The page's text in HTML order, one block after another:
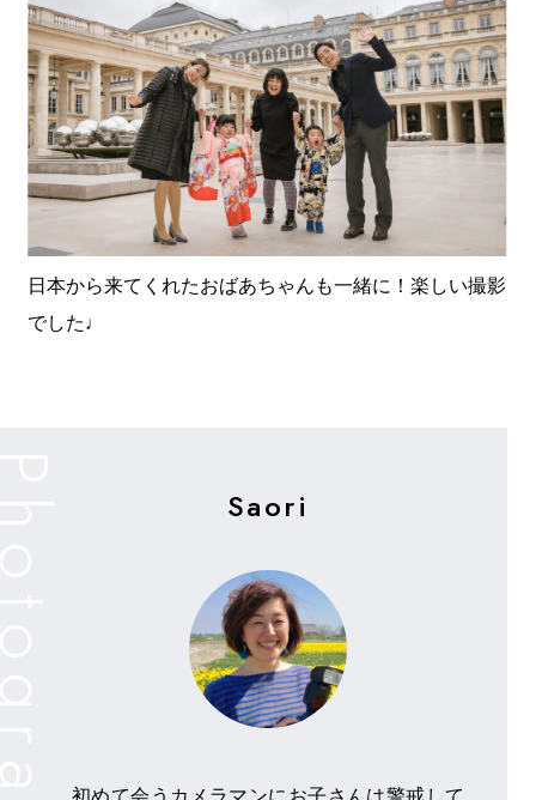
日本から来てくれたおばあちゃんも一緒に！楽しい撮影
でした♩
Saori
初めて会うカメラマンにお子さんは警戒して